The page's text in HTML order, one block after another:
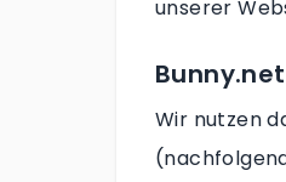
unserer
Wir nutzen